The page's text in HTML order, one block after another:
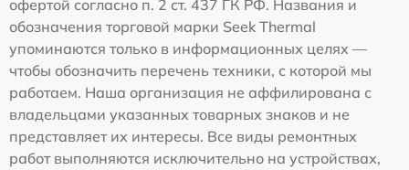
офертой согласно п. 2 ст. 437 ГК РФ. Названия и
обозначения торговой марки Seek Thermal
упоминаются только в информационных целях —
чтобы обозначить перечень техники, с которой мы
работаем. Наша организация не аффилирована с
владельцами указанных товарных знаков и не
представляет их интересы. Все виды ремонтных
работ выполняются исключительно на устройствах,